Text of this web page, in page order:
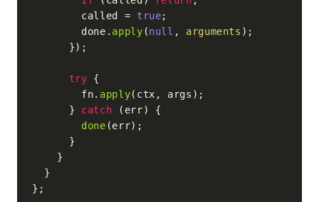
        called =
true;
        done.
apply (null , arguments );
      });
try {
        fn.
apply(ctx, args);
      }
catch (err) {
done (err);
      }
    }
  }